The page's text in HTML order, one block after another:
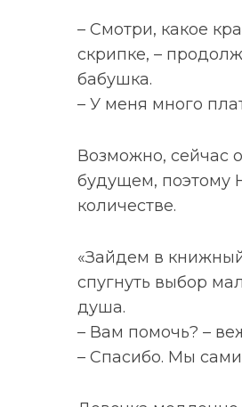
– Смотри, какое
скрипке, –
бабушка.
– У меня много
Возможно, сейчас
будущем, поэтому
«Зайдем в
спугнуть выбор
душа.
– Вам помочь? –
– Спасибо. Мы
S
r
c
f
По